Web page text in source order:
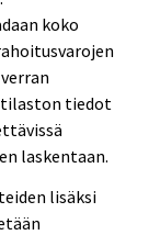
koko
tiedot
laskentaan.
lisäksi